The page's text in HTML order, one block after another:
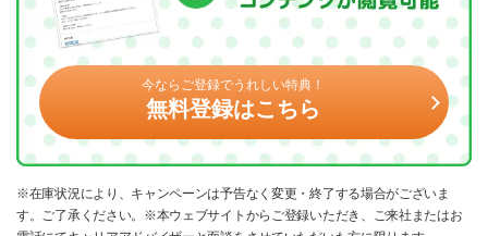
今ならご登録でうれしい特典！
無料登録はこちら
※在庫状況により、キャンペーンは予告なく変更・終了する場合がございま
す。ご了承ください。※本ウェブサイトからご登録いただき、ご来社またはお